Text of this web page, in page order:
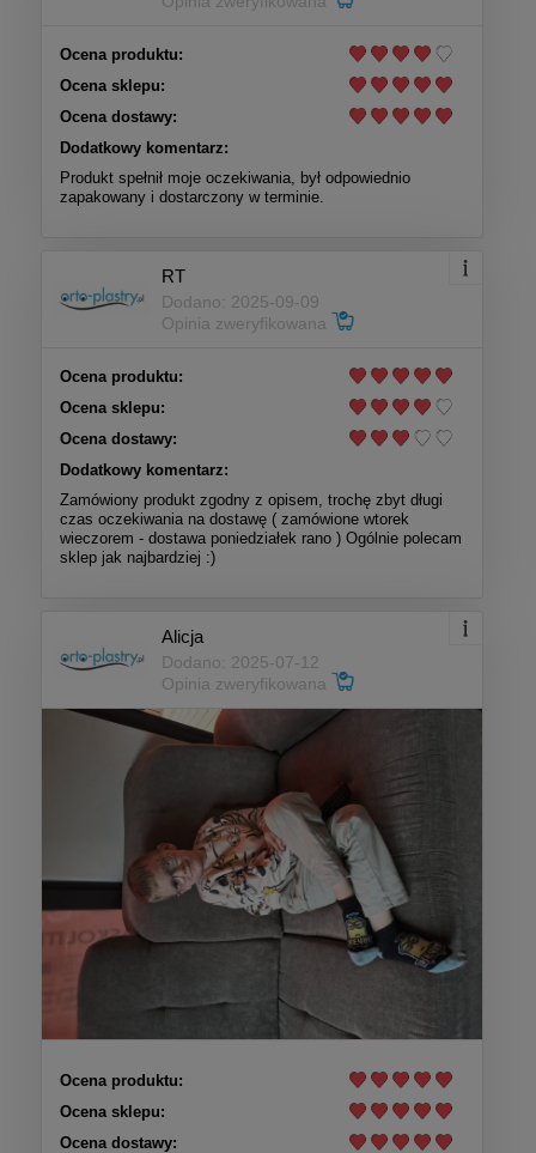
Ocena produktu:
Ocena sklepu:
Ocena dostawy:
Dodatkowy komentarz:
Produkt spełnił moje oczekiwania, był odpowiednio
zapakowany i dostarczony w terminie.
RT
Dodano: 2025-09-09
Opinia zweryfikowana
Ocena produktu:
Ocena sklepu:
Ocena dostawy:
Dodatkowy komentarz:
Zamówiony produkt zgodny z opisem, trochę zbyt długi
czas oczekiwania na dostawę ( zamówione wtorek
wieczorem - dostawa poniedziałek rano ) Ogólnie polecam
sklep jak najbardziej :)
Alicja
Dodano: 2025-07-12
Opinia zweryfikowana
Ocena produktu:
Ocena sklepu:
Ocena dostawy: